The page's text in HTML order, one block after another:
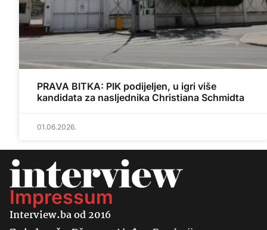
PRAVA BITKA: PIK podijeljen, u igri više
kandidata za nasljednika Christiana Schmidta
01.06.2026.
Impressum
Interview.ba od 2016